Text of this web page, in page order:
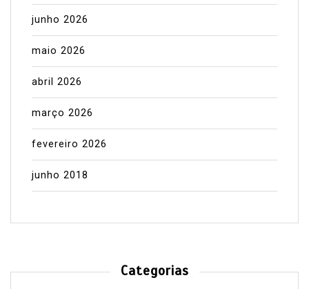
junho 2026
maio 2026
abril 2026
março 2026
fevereiro 2026
junho 2018
Categorias